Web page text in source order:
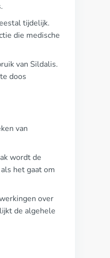
tijdelijk.
die medische
van Sildalis.
doos
van
wordt de
het gaat om
over
de algehele